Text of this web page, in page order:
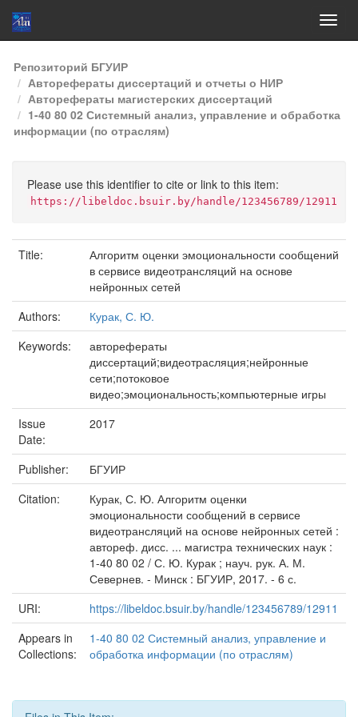
Skip
navigation
Репозиторий БГУИР
Авторефераты диссертаций и отчеты о НИР
Авторефераты магистерских диссертаций
1-40 80 02 Системный анализ, управление и обработка
информации (по отраслям)
Please use this identifier to cite or link to this item:
https://libeldoc.bsuir.by/handle/123456789/12911
Title:
Алгоритм оценки эмоциональности сообщений
в сервисе видеотрансляций на основе
нейронных сетей
Authors:
Курак, С. Ю.
Keywords:
авторефераты
диссертаций;видеотрасляция;нейронные
сети;потоковое
видео;эмоциональность;компьютерные игры
Issue
Date:
2017
Publisher:
БГУИР
Citation:
Курак, С. Ю. Алгоритм оценки
эмоциональности сообщений в сервисе
видеотрансляций на основе нейронных сетей :
автореф. дисс. ... магистра технических наук :
1-40 80 02 / С. Ю. Курак ; науч. рук. А. М.
Севернев. - Минск : БГУИР, 2017. - 6 с.
URI:
https://libeldoc.bsuir.by/handle/123456789/12911
Appears in
Collections:
1-40 80 02 Системный анализ, управление и
обработка информации (по отраслям)